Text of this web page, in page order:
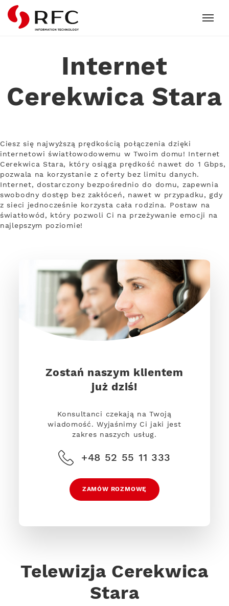
RFC
Internet
Cerekwica Stara
Ciesz się najwyższą prędkością połączenia dzięki
internetowi światłowodowemu w Twoim domu! Internet
Cerekwica Stara, który osiąga prędkość nawet do 1 Gbps,
pozwala na korzystanie z oferty bez limitu danych.
Internet, dostarczony bezpośrednio do domu, zapewnia
swobodny dostęp bez zakłóceń, nawet w przypadku, gdy
z sieci jednocześnie korzysta cała rodzina. Postaw na
światłowód, który pozwoli Ci na przeżywanie emocji na
najlepszym poziomie!
Zostań naszym klientem
już dziś!
Konsultanci czekają na Twoją
wiadomość. Wyjaśnimy Ci jaki jest
zakres naszych usług.
+48 52 55 11 333
ZAMÓW ROZMOWĘ
Telewizja Cerekwica
Stara